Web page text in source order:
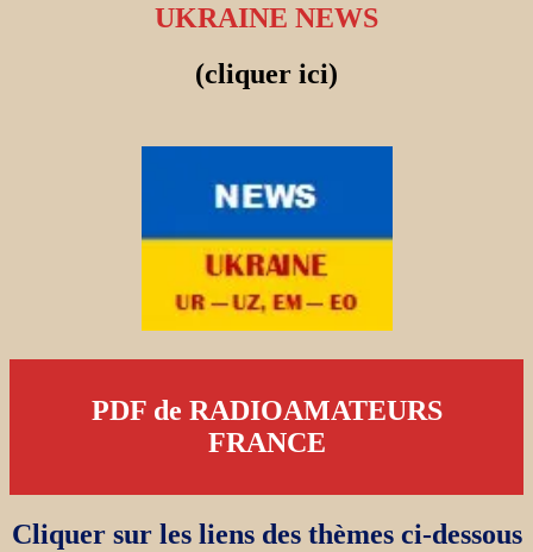
UKRAINE NEWS
(cliquer ici)
PDF de RADIOAMATEURS
FRANCE
Cliquer sur les liens des thèmes ci-dessous